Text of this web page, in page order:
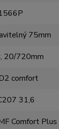
75mm
20/720mm
comfort
31,6
Comfort Plus